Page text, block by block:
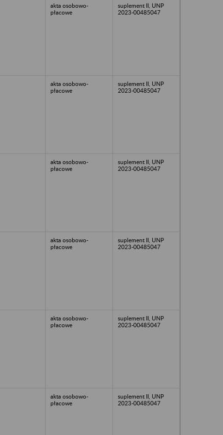
akta osobowo-
płacowe
suplement II, UNP
2023-00485047
akta osobowo-
płacowe
suplement II, UNP
2023-00485047
akta osobowo-
płacowe
suplement II, UNP
2023-00485047
akta osobowo-
płacowe
suplement II, UNP
2023-00485047
akta osobowo-
płacowe
suplement II, UNP
2023-00485047
akta osobowo-
płacowe
suplement II, UNP
2023-00485047